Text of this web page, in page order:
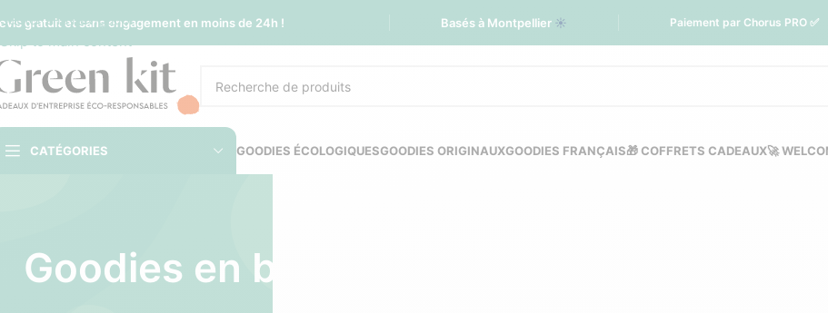
Sauter à la navigation
Skip to main content
gratuit et sans engagement en moins de 24h ! Basés à Montpellier ☀️ Paiement par Chorus PRO ✅
CATÉGORIES GOODIES ÉCOLOGIQUESGOODIES ORIGINAUXGOODIES FRANÇAIS🎁 COFFRETS CADEAUX🚀
Goodies en bioplastique : une alternative